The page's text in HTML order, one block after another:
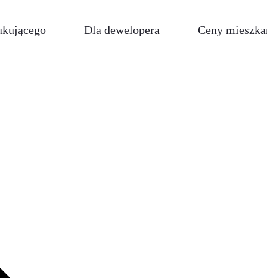
Dla dewelopera Ceny